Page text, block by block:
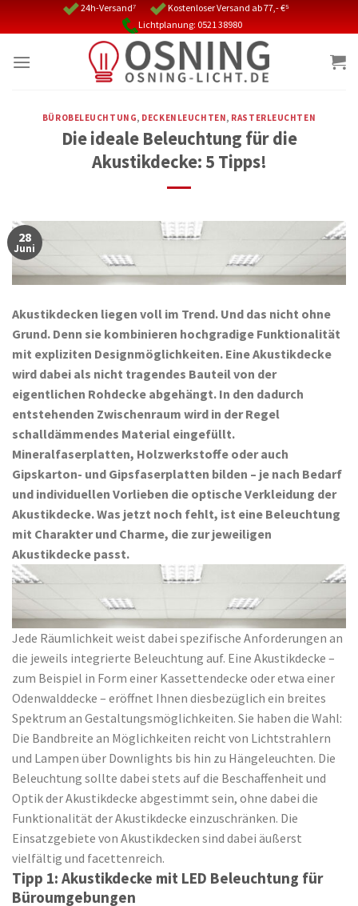
24h-Versand⁷
Kostenloser Versand ab 77,- €⁵
Lichtplanung: 0521 38980
BÜROBELEUCHTUNG, DECKENLEUCHTEN, RASTERLEUCHTEN
Die ideale Beleuchtung für die
Akustikdecke: 5 Tipps!
28
Juni
Akustikdecken liegen voll im Trend. Und das nicht ohne
Grund. Denn sie kombinieren hochgradige Funktionalität
mit expliziten Designmöglichkeiten. Eine Akustikdecke
wird dabei als nicht tragendes Bauteil von der
eigentlichen Rohdecke abgehängt. In den dadurch
entstehenden Zwischenraum wird in der Regel
schalldämmendes Material eingefüllt.
Mineralfaserplatten, Holzwerkstoffe oder auch
Gipskarton- und Gipsfaserplatten bilden – je nach Bedarf
und individuellen Vorlieben die optische Verkleidung der
Akustikdecke. Was jetzt noch fehlt, ist eine Beleuchtung
mit Charakter und Charme, die zur jeweiligen
Akustikdecke passt.
Jede Räumlichkeit weist dabei spezifische Anforderungen an
die jeweils integrierte Beleuchtung auf. Eine Akustikdecke –
zum Beispiel in Form einer Kassettendecke oder etwa einer
Odenwalddecke – eröffnet Ihnen diesbezüglich ein breites
Spektrum an Gestaltungsmöglichkeiten. Sie haben die Wahl:
Die Bandbreite an Möglichkeiten reicht von Lichtstrahlern
und Lampen über Downlights bis hin zu Hängeleuchten. Die
Beleuchtung sollte dabei stets auf die Beschaffenheit und
Optik der Akustikdecke abgestimmt sein, ohne dabei die
Funktionalität der Akustikdecke einzuschränken. Die
Einsatzgebiete von Akustikdecken sind dabei äußerst
vielfältig und facettenreich.
Tipp 1: Akustikdecke mit LED Beleuchtung für
Büroumgebungen